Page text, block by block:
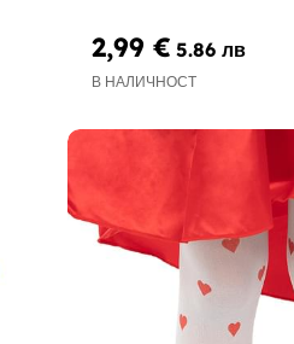
2,99 € 5.86 лв
В НАЛИЧНОСТ